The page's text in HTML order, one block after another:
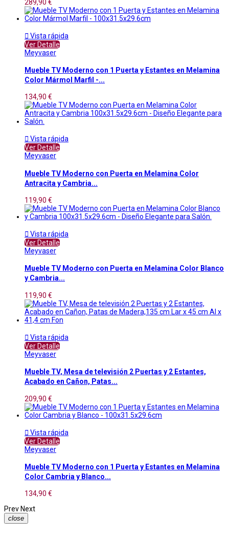
289,90 €
 Vista rápida
Ver Detalle
Meyvaser
Mueble TV Moderno con 1 Puerta y Estantes en Melamina
Color Mármol Marfil -...
134,90 €
 Vista rápida
Ver Detalle
Meyvaser
Mueble TV Moderno con Puerta en Melamina Color
Antracita y Cambria...
119,90 €
 Vista rápida
Ver Detalle
Meyvaser
Mueble TV Moderno con Puerta en Melamina Color Blanco
y Cambria...
119,90 €
 Vista rápida
Ver Detalle
Meyvaser
Mueble TV, Mesa de televisión 2 Puertas y 2 Estantes,
Acabado en Cañon, Patas...
209,90 €
 Vista rápida
Ver Detalle
Meyvaser
Mueble TV Moderno con 1 Puerta y Estantes en Melamina
Color Cambria y Blanco...
134,90 €
Prev Next
close